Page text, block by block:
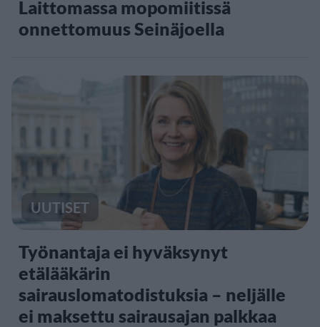
Laittomassa mopomiitissä
onnettomuus Seinäjoella
UUTISET
Työnantaja ei hyväksynyt
etälääkärin
sairauslomatodistuksia – neljälle
ei maksettu sairausajan palkkaa